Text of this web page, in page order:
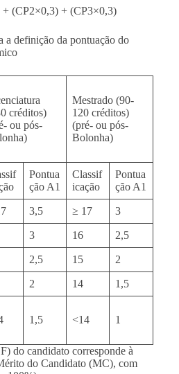
+ (CP2×0,3) + (CP3×0,3)
a definição da pontuação do
créditos)
ou pós-
Mestrado (90-
120 créditos)
(pré- ou pós-
Bolonha)
Pontua
ção A1
Classif
icação
Pontua
ção A1
3,5 ≥ 17 3
3 16 2,5
2,5 15 2
2 14 1,5
1,5 <14
1
do candidato corresponde à
do Candidato (MC), com